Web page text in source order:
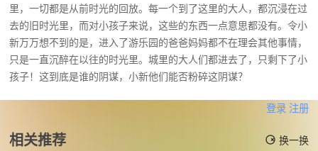
里，一切都是从前时光的回放。每一个到了这里的大人，都沉浸在过
去的旧时光里，而对小孩子来说，这些的东西一点意思都没有。令小
新万万想不到的是，进入了游乐园的爸爸妈妈都不在理会其他事情，
只是一直沉醉在以往的时光里。城里的大人们都进去了，只剩下了小
孩子！这到底是谁的阴谋，小新他们能否粉碎这阴谋？
登录 注册
相关推荐 换一换